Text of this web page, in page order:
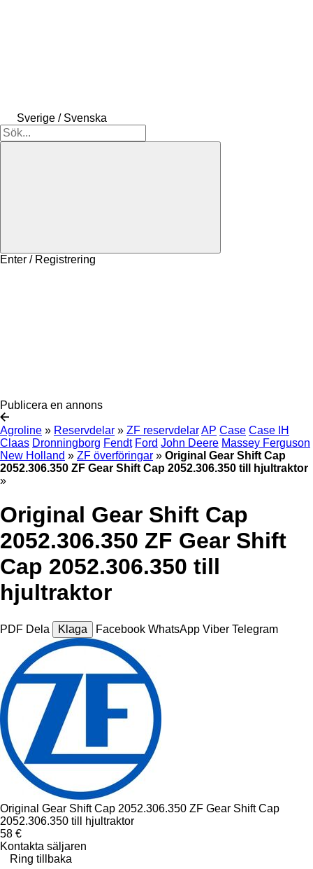
Sverige / Svenska
Enter / Registrering
Publicera en annons
Agroline » Reservdelar » ZF reservdelarAP Case Case IH
Claas Dronningborg Fendt Ford John Deere Massey Ferguson
New Holland » ZF överföringar » Original Gear Shift Cap
2052.306.350 ZF Gear Shift Cap 2052.306.350 till hjultraktor
»
Original Gear Shift Cap
2052.306.350 ZF Gear Shift
Cap 2052.306.350 till
hjultraktor
PDF Dela Klaga Facebook WhatsApp Viber Telegram
Original Gear Shift Cap 2052.306.350 ZF Gear Shift Cap
2052.306.350 till hjultraktor
58 €
Kontakta säljaren
Ring tillbaka